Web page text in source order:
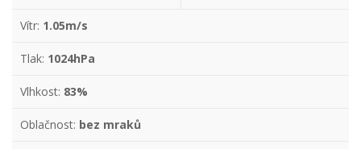
Vítr: 1.05m/s
Tlak: 1024hPa
Vlhkost: 83%
Oblačnost: bez mraků